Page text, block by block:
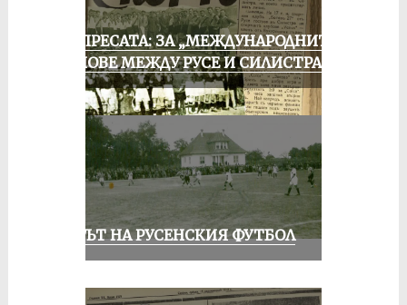
ОТ ПРЕСАТА: ЗА „МЕЖДУНАРОДНИТЕ“
МАЧОВЕ МЕЖДУ РУСЕ И СИЛИСТРА
ВЕКЪТ НА РУСЕНСКИЯ ФУТБОЛ